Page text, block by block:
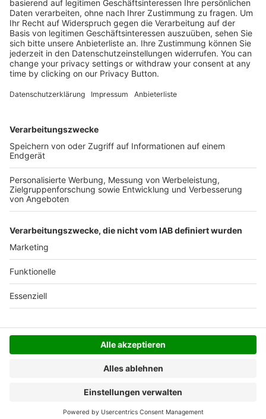
Kostenlose Rücksendung bis zu 14 Tage nach
Bestelleingang (innerhalb Deutschlands).
Versandkosten.
Der Bestellprozess ist mit Hilfe eines SSL-
SERVICE HOTLINE
SHOP SERVICE
Versandkostenund ggf. Nachnahmegebühren, wenn
nicht anders angegeben.